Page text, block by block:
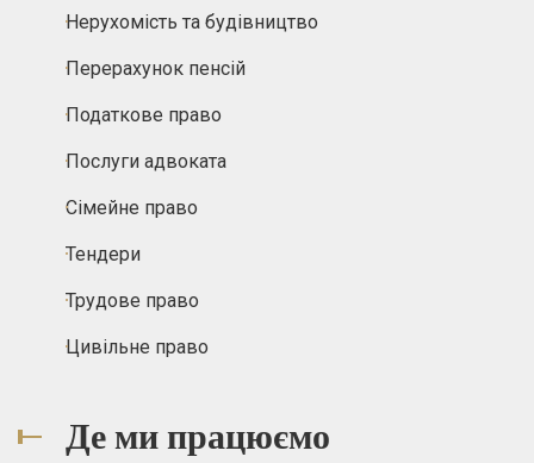
Нерухомість та будівництво
Перерахунок пенсій
Податкове право
Послуги адвоката
Сімейне право
Тендери
Трудове право
Цивільне право
Де ми працюємо